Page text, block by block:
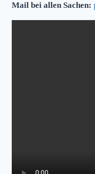
Mail bei allen Sachen: